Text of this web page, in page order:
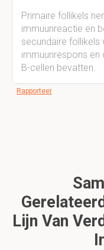
Primaire follikels
immuunreactie en
secundaire follikels
immuunrespons
B-cellen bevatten.
Rapporteer
Lijn Van